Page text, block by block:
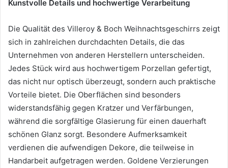
Kunstvolle Details und hochwertige Verarbeitung
Die Qualität des Villeroy & Boch Weihnachtsgeschirrs zeigt
sich in zahlreichen durchdachten Details, die das
Unternehmen von anderen Herstellern unterscheiden.
Jedes Stück wird aus hochwertigem Porzellan gefertigt,
das nicht nur optisch überzeugt, sondern auch praktische
Vorteile bietet. Die Oberflächen sind besonders
widerstandsfähig gegen Kratzer und Verfärbungen,
während die sorgfältige Glasierung für einen dauerhaft
schönen Glanz sorgt. Besondere Aufmerksamkeit
verdienen die aufwendigen Dekore, die teilweise in
Handarbeit aufgetragen werden. Goldene Verzierungen